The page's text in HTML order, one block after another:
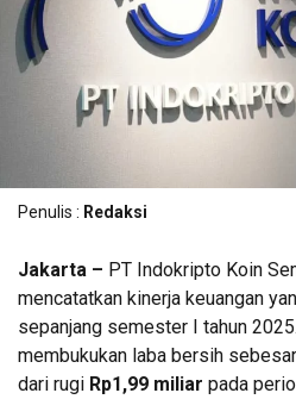
Penulis : Redaksi
Jakarta – PT Indokripto Koin
mencatatkan kinerja keuangan
sepanjang semester I tahun
membukukan laba bersih sebesar
dari rugi Rp1,99 miliar pada